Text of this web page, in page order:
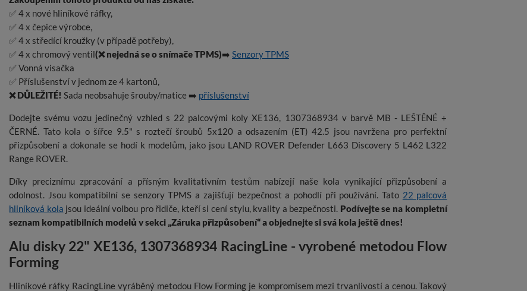
✅ 4 x nové hliníkové ráfky,
✅ 4 x čepice výrobce,
✅ 4 x středící kroužky (v případě potřeby),
✅ 4 x chromový ventil(❌ nejedná se o snímače TPMS)➡️ Senzory TPMS
✅ Vonná visačka
✅ Příslušenství v jednom ze 4 kartonů,
❌ DŮLEŽITÉ! Sada neobsahuje šrouby/matice ➡️ příslušenství
Dodejte svému vozu jedinečný vzhled s 22 palcovými koly XE136, 1307368934 v barvě MB - LEŠTĚNÉ +
ČERNÉ. Tato kola o šířce 9.5" s roztečí šroubů 5x120 a odsazením (ET) 42.5 jsou navržena pro perfektní
přizpůsobení a dokonale se hodí k modelům, jako jsou LAND ROVER Defender L663 Discovery 5 L462 L322
Range ROVER.
Díky preciznímu zpracování a přísným kvalitativním testům nabízejí naše kola vynikající přizpůsobení a
odolnost. Jsou kompatibilní se senzory TPMS a zajišťují bezpečnost a pohodlí při používání. Tato 22 palcová
hliníková kola jsou ideální volbou pro řidiče, kteří si cení stylu, kvality a bezpečnosti. Podívejte se na kompletní
seznam kompatibilních modelů v sekci „Záruka přizpůsobení“ a objednejte si svá kola ještě dnes!
Alu disky 22" XE136, 1307368934 RacingLine - vyrobené metodou Flow
Forming
Hliníkové ráfky RacingLine vyráběný metodou Flow Forming je kompromisem mezi trvanlivostí a cenou. Takový